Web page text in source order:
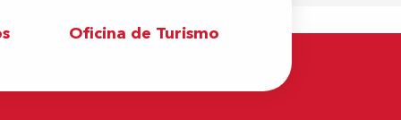
Oficina de Turismo